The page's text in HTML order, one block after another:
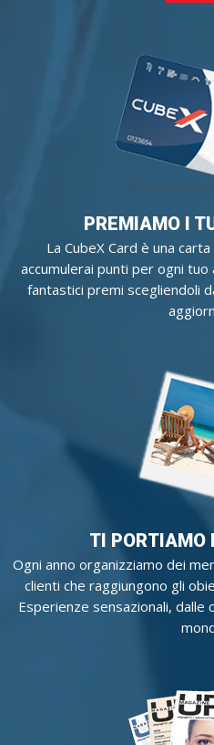
PREMIAMO I
La CubeX Card è una
accumulerai punti per ogni
fantastici premi scegliendoli
TI PORTIAMO
Ogni anno organizziamo dei
clienti che raggiungono gli
Esperienze sensazionali,